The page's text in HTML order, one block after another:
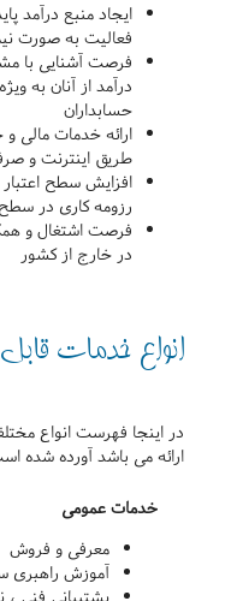
ایجاد منبع درآمد
فعالیت به صورت
فرصت آشنایی با
درآمد از آنان به
حسابداران
ارائه خدمات مالی و
طریق اینترنت و
افزایش سطح
رزومه کاری در
فرصت اشتغال و
در خارج از کشور
انواع خدمات قابل
در اینجا فهرست انواع
ارائه می باشد آورده شده
خدمات عمومی
معرفی و فروش
آموزش راهبری